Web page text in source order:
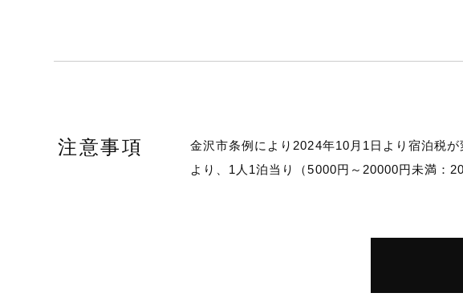
注意事項
金沢市条例により2024年10月1日より宿泊税
より、1人1泊当り（5000円～20000円未満：